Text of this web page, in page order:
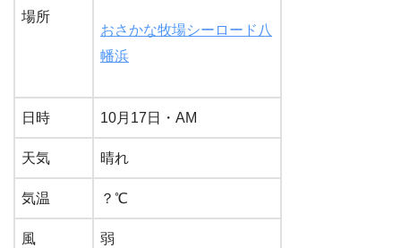
場所
おさかな牧場シーロード八
幡浜
日時 10月17日・AM
天気 晴れ
気温 ？℃
風 弱